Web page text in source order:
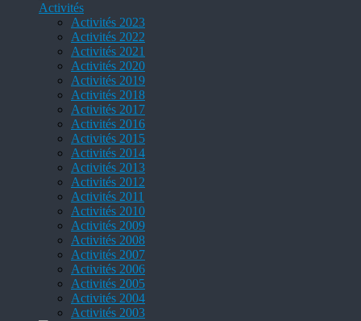
Activités
Activités 2023
Activités 2022
Activités 2021
Activités 2020
Activités 2019
Activités 2018
Activités 2017
Activités 2016
Activités 2015
Activités 2014
Activités 2013
Activités 2012
Activités 2011
Activités 2010
Activités 2009
Activités 2008
Activités 2007
Activités 2006
Activités 2005
Activités 2004
Activités 2003